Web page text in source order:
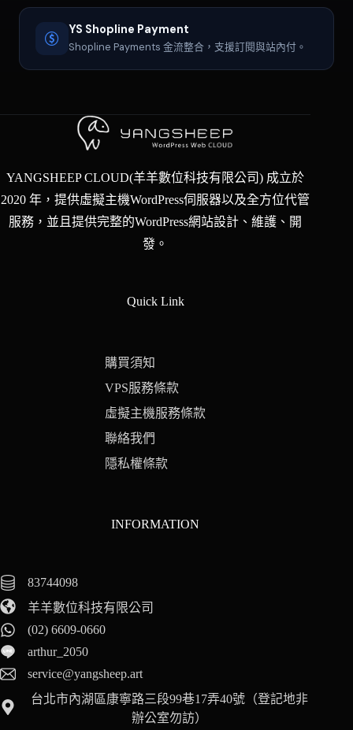
YS Shopline Payment
Shopline Payments 金流整合，支援訂閱與站內付。
YANGSHEEP CLOUD(羊羊數位科技有限公司) 成立於
2020 年，提供虛擬主機WordPress伺服器以及全方位代管
服務，並且提供完整的WordPress網站設計、維護、開
發。
Quick Link
購買須知
VPS服務條款
虛擬主機服務條款
聯絡我們
隱私權條款
INFORMATION
83744098
羊羊數位科技有限公司
(02) 6609-0660
arthur_2050
service@yangsheep.art
台北市內湖區康寧路三段99巷17弄40號（登記地非
辦公室勿訪）